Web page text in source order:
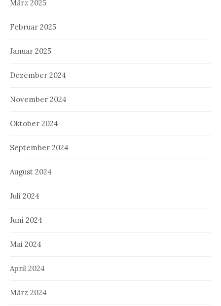
März 2025
Februar 2025
Januar 2025
Dezember 2024
November 2024
Oktober 2024
September 2024
August 2024
Juli 2024
Juni 2024
Mai 2024
April 2024
März 2024